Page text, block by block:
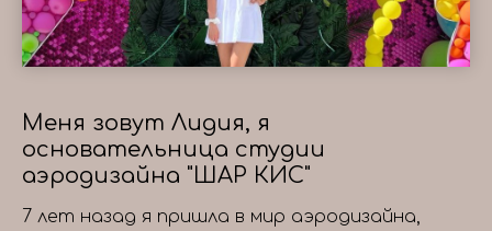
Меня зовут Лидия, я
основательница студии
аэродизайна "ШАР КИС"
7 лет назад я пришла в мир аэродизайна,